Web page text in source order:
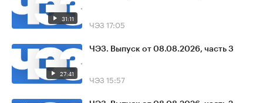
31:11 ЧЭЗ 17:05
27:41
ЧЭЗ. Выпуск от 08.08.2026, часть 3
ЧЭЗ 15:57